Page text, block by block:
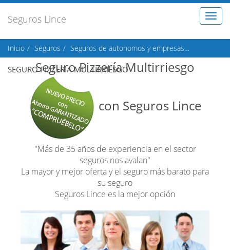
Seguros Lince
Inicio Seguros Seguros de autonomos y empresas
SEGURO PIZZERÍA MULTIRRIESGO
Seguro Pizzería Multirriesgo
con Seguros Lince
"Más de 35 años de experiencia en el sector
seguros nos avalan"
La mayor y mejor oferta y el seguro más barato para
su seguro
Seguros Lince es la mejor opción